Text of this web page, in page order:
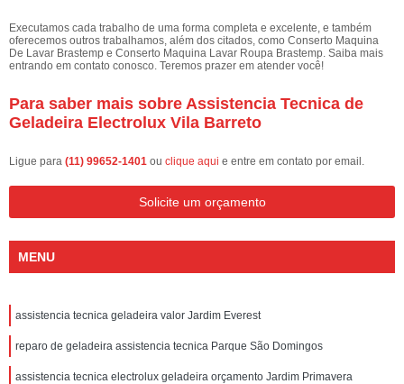
Executamos cada trabalho de uma forma completa e excelente, e também
oferecemos outros trabalhamos, além dos citados, como Conserto Maquina
De Lavar Brastemp e Conserto Maquina Lavar Roupa Brastemp. Saiba mais
entrando em contato conosco. Teremos prazer em atender você!
Para saber mais sobre Assistencia Tecnica de
Geladeira Electrolux Vila Barreto
Ligue para (11) 99652-1401 ou clique aqui e entre em contato por email.
Solicite um orçamento
MENU
assistencia tecnica geladeira valor Jardim Everest
reparo de geladeira assistencia tecnica Parque São Domingos
assistencia tecnica electrolux geladeira orçamento Jardim Primavera